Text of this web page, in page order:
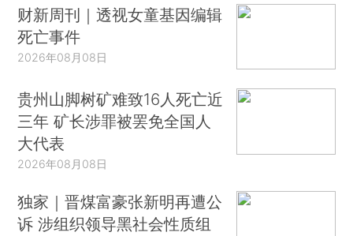
财新周刊｜透视女童基因编辑
死亡事件
2026年08月08日
贵州山脚树矿难致16人死亡近
三年 矿长涉罪被罢免全国人
大代表
2026年08月08日
独家｜晋煤富豪张新明再遭公
诉 涉组织领导黑社会性质组